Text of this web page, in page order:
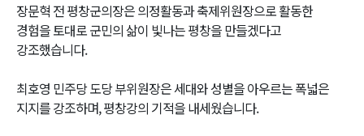
장문혁 전 평창군의장은 의정활동과 축제위원장으로 활동한
경험을 토대로 군민의 삶이 빛나는 평창을 만들겠다고
강조했습니다.
최호영 민주당 도당 부위원장은 세대와 성별을 아우르는 폭넓은
지지를 강조하며, 평창강의 기적을 내세웠습니다.